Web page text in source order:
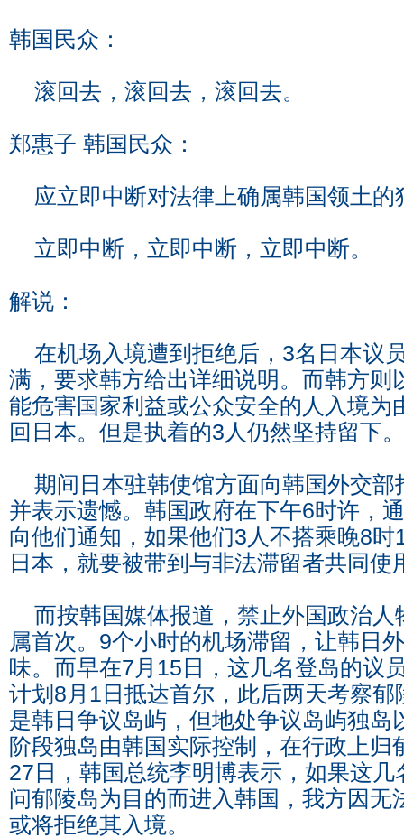
韩国民众：
滚回去，滚回去，滚回去。
郑惠子 韩国民众：
应立即中断对法律上确属韩国领土的
立即中断，立即中断，立即中断。
解说：
在机场入境遭到拒绝后，3名日本议
满，要求韩方给出详细说明。而韩方则
能危害国家利益或公众安全的人入境为
回日本。但是执着的3人仍然坚持留下。
期间日本驻韩使馆方面向韩国外交部
并表示遗憾。韩国政府在下午6时许，
向他们通知，如果他们3人不搭乘晚8
日本，就要被带到与非法滞留者共同使
而按韩国媒体报道，禁止外国政治人
属首次。9个小时的机场滞留，让韩日
味。而早在7月15日，这几名登岛的议
计划8月1日抵达首尔，此后两天考察郁
是韩日争议岛屿，但地处争议岛屿独岛
阶段独岛由韩国实际控制，在行政上归
27日，韩国总统李明博表示，如果这几
问郁陵岛为目的而进入韩国，我方因无
或将拒绝其入境。